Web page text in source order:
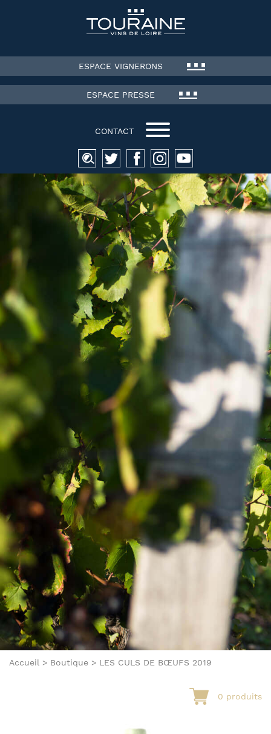
ESPACE VIGNERONS
ESPACE PRESSE
CONTACT
Recherche
pour :
Accueil > Boutique > LES CULS DE BŒUFS 2019
0 produits